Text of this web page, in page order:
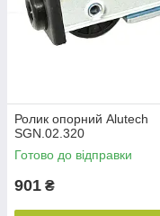
Ролик опорний Alutech
SGN.02.320
Готово до відправки
901 ₴